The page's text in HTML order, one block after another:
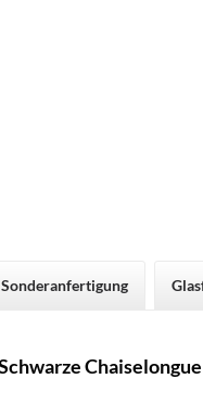
Sonderanfertigung